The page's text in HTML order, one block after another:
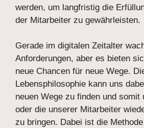
werden, um langfristig die
der Mitarbeiter zu gewährleisten.
Gerade im digitalen Zeitalter
Anforderungen, aber es bieten
neue Chancen für neue Wege.
Lebensphilosophie kann uns
neuen Wege zu finden und somit
oder die unserer Mitarbeiter
zu bringen. Dabei ist die